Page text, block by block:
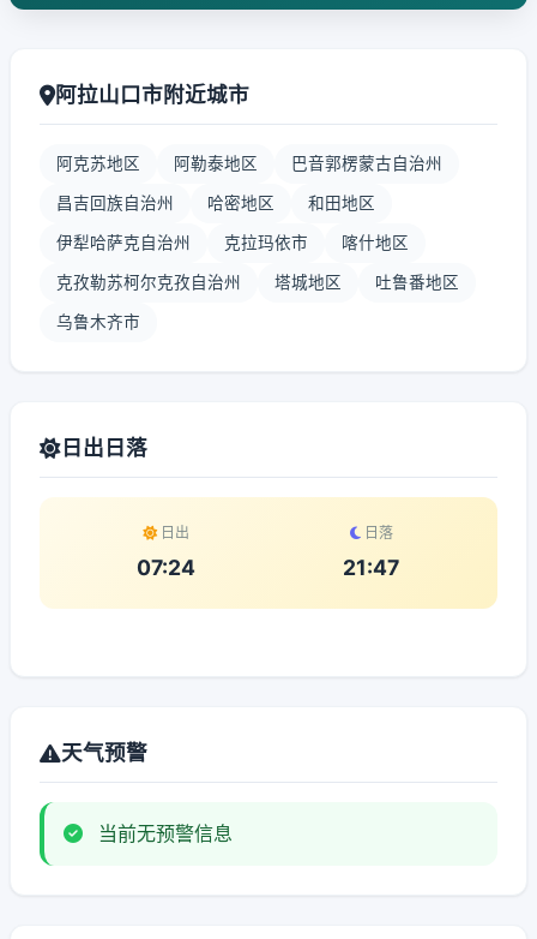
阿拉山口市附近城市
阿克苏地区 阿勒泰地区 巴音郭楞蒙古自治州
昌吉回族自治州 哈密地区 和田地区
伊犁哈萨克自治州 克拉玛依市 喀什地区
克孜勒苏柯尔克孜自治州 塔城地区 吐鲁番地区
乌鲁木齐市
日出日落
日出
07:24
日落
21:47
天气预警
当前无预警信息